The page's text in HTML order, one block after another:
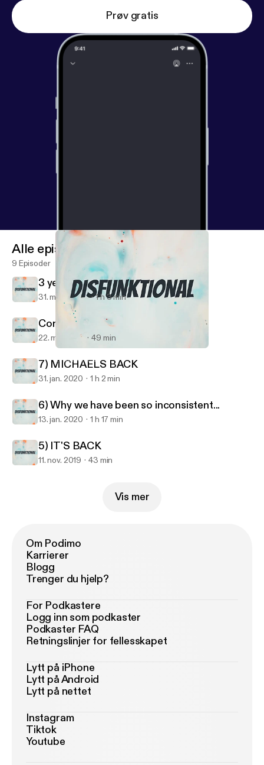
Prøv gratis
Disfunktional
Alle episoder
9 Episoder
3 years later....
31. mars 2023 1 h 3 min
Coronacation
22. mai 2020 49 min
7) MICHAELS BACK
31. jan. 2020 1 h 2 min
6) Why we have been so inconsistent...
13. jan. 2020 1 h 17 min
5) IT'S BACK
11. nov. 2019 43 min
Vis mer
Om Podimo
Karrierer
Blogg
Trenger du hjelp?
For Podkastere
Logg inn som podkaster
Podkaster FAQ
Retningslinjer for fellesskapet
Lytt på iPhone
Lytt på Android
Lytt på nettet
Instagram
Tiktok
Youtube